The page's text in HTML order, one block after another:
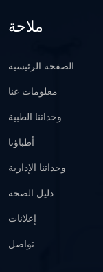
ملاحة
الصفحة الرئيسية
معلومات عنا
وحداتنا الطبية
أطباؤنا
وحداتنا الإدارية
دليل الصحة
إعلانات
تواصل